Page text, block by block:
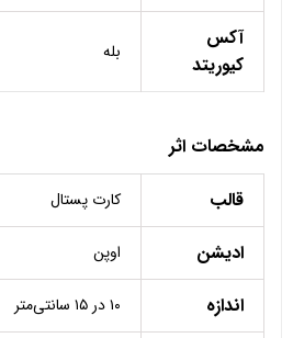
آکس
کیوریتد
بله
مشخصات اثر
قالب
کارت پستال
ادیشن اوپن
اندازه ۱۰ در ۱۵ سانتی‌متر